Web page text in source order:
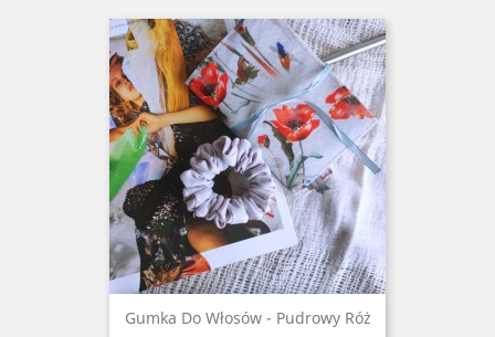
Gumka Do Włosów - Pudrowy Róż